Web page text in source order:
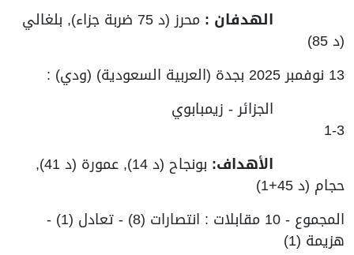
الهدفان :
محرز (د 75 ضربة جزاء), بلغالي
(د 85)
13 نوفمبر 2025 بجدة (العربية السعودية) (ودي) :
الجزائر - زيمبابوي
3-1
الأهداف:
بونجاح (د 14), عمورة (د 41),
حجام (د 45+1)
المجموع - 10 مقابلات : انتصارات (8) - تعادل (1) -
هزيمة (1)